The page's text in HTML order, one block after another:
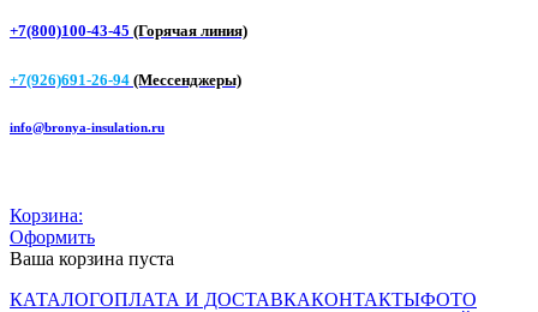
+7(800)100-43-45 (Горячая линия)
+7(926)691-26-94 (Мессенджеры)
info@bronya-insulation.ru
Корзина:
Оформить
Ваша корзина пуста
КАТАЛОГОПЛАТА И ДОСТАВКАКОНТАКТЫФОТО